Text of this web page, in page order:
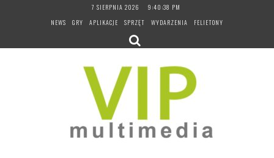
7 SIERPNIA 2026
9:40:39 PM
NEWS
GRY APLIKACJE SPRZĘT WYDARZENIA FELIETONY